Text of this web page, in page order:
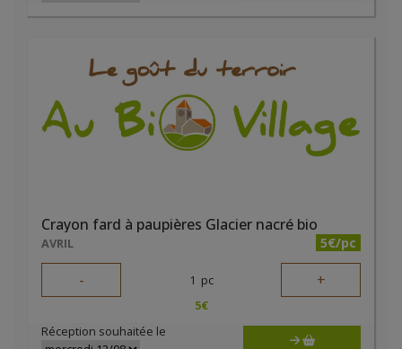
Crayon fard à paupières Glacier nacré bio
AVRIL 5€/pc
- 1 pc +
5€
Réception souhaitée le